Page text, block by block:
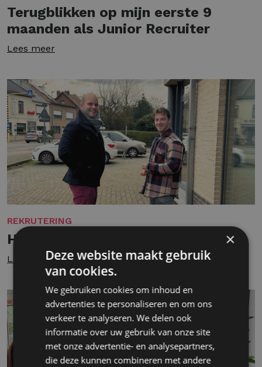
Terugblikken op mijn eerste 9
maanden als Junior Recruiter
Lees meer
REKRUTERING
Het leven als generalist
Lees meer
×
Deze website maakt gebruik
van cookies.
We gebruiken cookies om inhoud en
advertenties te personaliseren en om ons
verkeer te analyseren. We delen ook
informatie over uw gebruik van onze site
met onze advertentie- en analysepartners,
die deze kunnen combineren met andere